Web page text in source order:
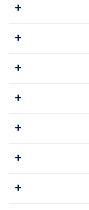
+
+
+
+
+
+
+